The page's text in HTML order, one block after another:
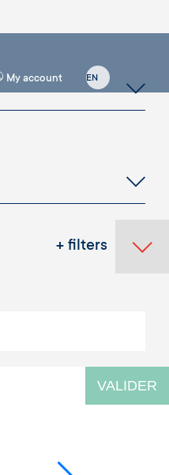
My account
+ filters
VALIDER